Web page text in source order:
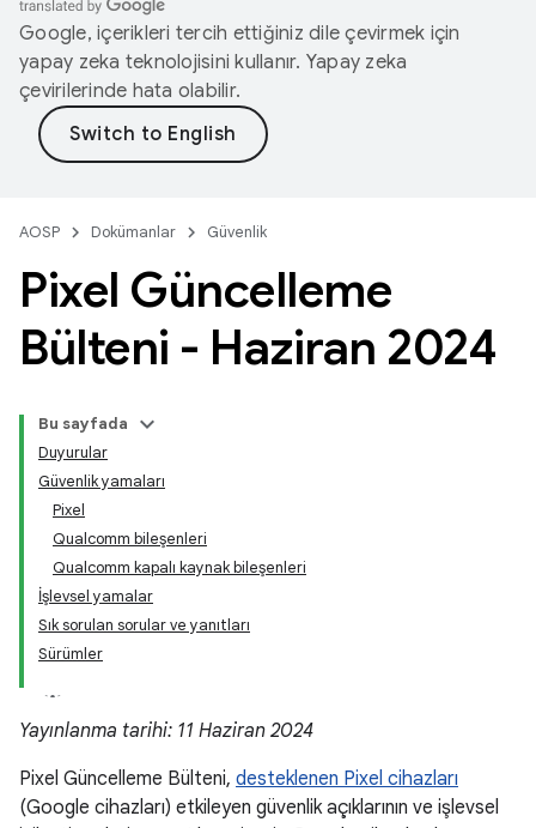
Google, içerikleri tercih ettiğiniz dile çevirmek için
yapay zeka teknolojisini kullanır. Yapay zeka
çevirilerinde hata olabilir.
AOSP Dokümanlar Güvenlik
Pixel Güncelleme
Bülteni - Haziran 2024
Bu sayfada
Duyurular
Güvenlik yamaları
Pixel
Qualcomm bileşenleri
Qualcomm kapalı kaynak bileşenleri
İşlevsel yamalar
Sık sorulan sorular ve yanıtları
Sürümler
Yayınlanma tarihi: 11 Haziran 2024
Pixel Güncelleme Bülteni, desteklenen Pixel cihazları
(Google cihazları) etkileyen güvenlik açıklarının ve işlevsel